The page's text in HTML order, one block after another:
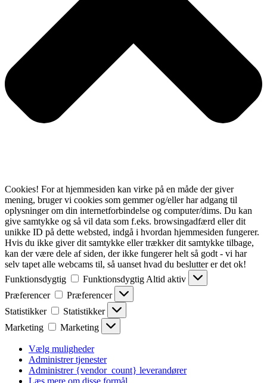
Cookies! For at hjemmesiden kan virke på en måde der giver
mening, bruger vi cookies som gemmer og/eller har adgang til
oplysninger om din internetforbindelse og computer/dims. Du kan
give samtykke og så vil data som f.eks. browsingadfærd eller dit
unikke ID på dette websted, indgå i hvordan hjemmesiden fungerer.
Hvis du ikke giver dit samtykke eller trækker dit samtykke tilbage,
kan der være dele af siden, der ikke fungerer helt så godt - vi har
selv tapet alle webcams til, så uanset hvad du beslutter er det ok!
Funktionsdygtig
Funktionsdygtig Altid aktiv
Præferencer
Præferencer
Statistikker
Statistikker
Marketing
Marketing
Vælg muligheder
Administrer tjenester
Administrer {vendor_count} leverandører
Læs mere om disse formål